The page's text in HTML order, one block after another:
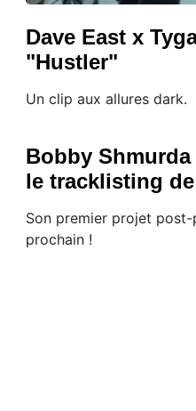
Dave East x
"Hustler"
Un clip aux allures dark.
Bobby
le tracklisting
Son premier projet
prochain !